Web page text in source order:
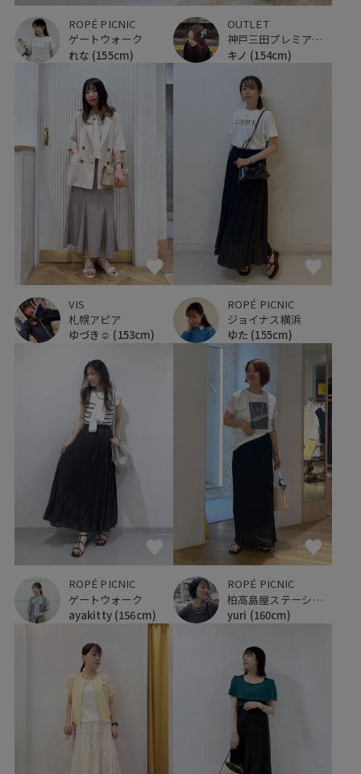
ROPÉ PICNIC
ゲートウォーク
れな (155cm)
OUTLET
神戸三田プレミアム・アウトレット
キノ (154cm)
VIS
札幌アピア
ゆづき☺︎ (153cm)
ROPÉ PICNIC
ジョイナス横浜
ゆた (155cm)
ROPÉ PICNIC
ゲートウォーク
ayakitty (156cm)
ROPÉ PICNIC
柏高島屋ステーションモール
yuri (160cm)